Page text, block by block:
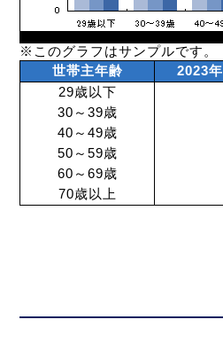
※このグラフはサンプルです。
世帯主年齢
2023年
29歳以下
30～39歳
40～49歳
50～59歳
60～69歳
70歳以上